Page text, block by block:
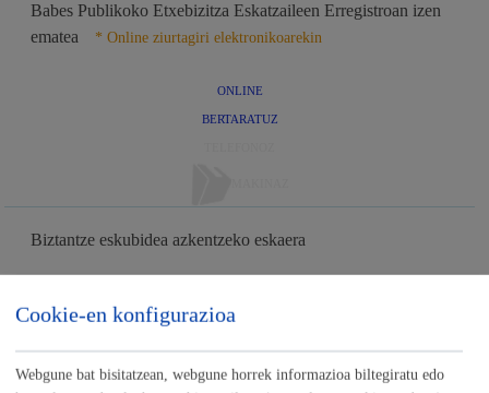
Babes Publikoko Etxebizitza Eskatzaileen Erregistroan izen
ematea
* Online ziurtagiri elektronikoarekin
ONLINE
BERTARATUZ
Biztantze eskubidea azkentzeko eskaera
BERTARATUZ
TELEFONOZ
Cookie-en konfigurazioa
Webgune bat bisitatzean, webgune horrek informazioa biltegiratu edo